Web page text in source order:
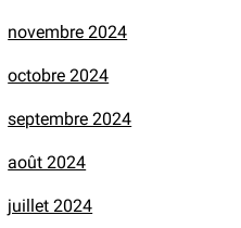
novembre 2024
octobre 2024
septembre 2024
août 2024
juillet 2024